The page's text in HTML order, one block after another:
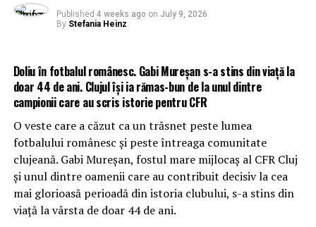
Published 4 weeks ago on July 9, 2026
By Stefania Heinz
Doliu în fotbalul românesc. Gabi Mureșan s-a stins din viață la
doar 44 de ani. Clujul își ia rămas-bun de la unul dintre
campionii care au scris istorie pentru CFR
O veste care a căzut ca un trăsnet peste lumea
fotbalului românesc și peste întreaga comunitate
clujeană. Gabi Mureșan, fostul mare mijlocaș al CFR Cluj
și unul dintre oamenii care au contribuit decisiv la cea
mai glorioasă perioadă din istoria clubului, s-a stins din
viață la vârsta de doar 44 de ani.